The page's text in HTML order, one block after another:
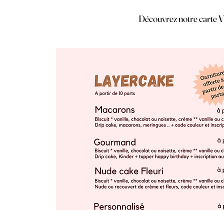
Découvrez notre carte
Découvrez notre carte